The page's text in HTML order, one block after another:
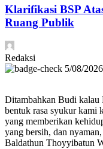
Klarifikasi BSP
Ruang Publik
Redaksi
5/08/2026
Ditambahkan Budi kalau
bentuk rasa syukur kami
yang memberikan
yang bersih, dan
Baldathun Thoyyibatun